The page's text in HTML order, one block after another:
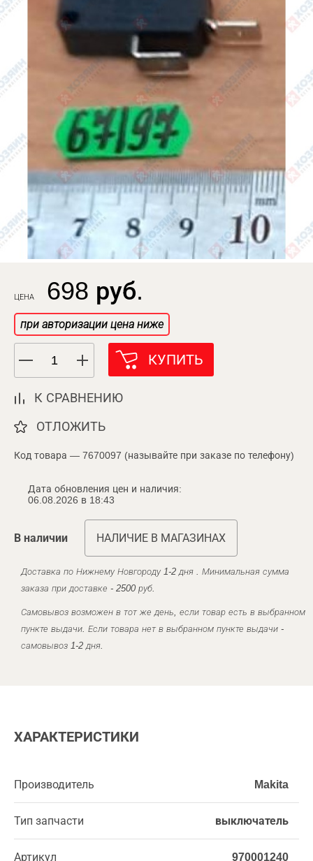
ЦЕНА 698 руб.
при авторизации цена ниже
КУПИТЬ
К СРАВНЕНИЮ
ОТЛОЖИТЬ
Код товара — 7670097 (называйте при заказе по телефону)
Дата обновления цен и наличия:
06.08.2026 в 18:43
В наличии НАЛИЧИЕ В МАГАЗИНАХ
Доставка по Нижнему Новгороду 1-2 дня . Минимальная сумма
заказа при доставке - 2500 руб.
Самовывоз возможен в тот же день, если товар есть в выбранном
пункте выдачи. Если товара нет в выбранном пункте выдачи -
самовывоз 1-2 дня.
ХАРАКТЕРИСТИКИ
Производитель Makita
Тип запчасти выключатель
Артикул 970001240